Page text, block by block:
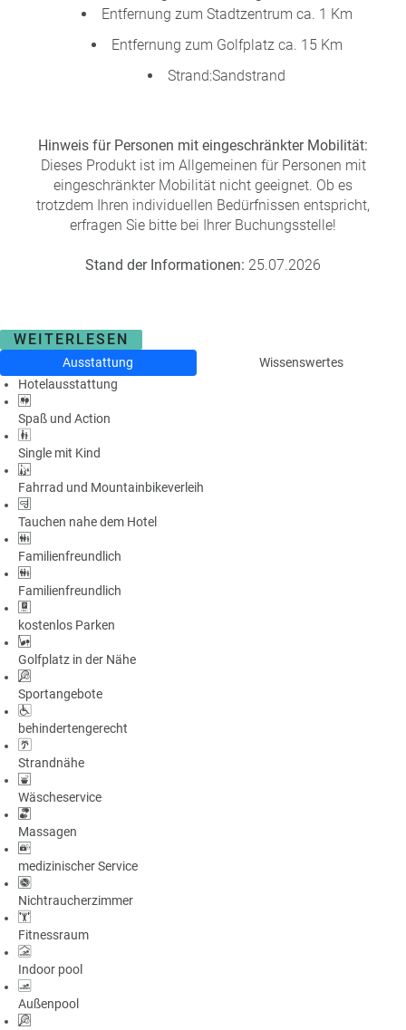
Entfernung zum Stadtzentrum ca. 1 Km
Entfernung zum Golfplatz ca. 15 Km
Strand:Sandstrand
Hinweis für Personen mit eingeschränkter Mobilität:
Dieses Produkt ist im Allgemeinen für Personen mit
eingeschränkter Mobilität nicht geeignet. Ob es
trotzdem Ihren individuellen Bedürfnissen entspricht,
erfragen Sie bitte bei Ihrer Buchungsstelle!
Stand der Informationen: 25.07.2026
WEITERLESEN
Ausstattung
Wissenswertes
Hotelausstattung
Spaß und Action
Single mit Kind
Fahrrad und Mountainbikeverleih
Tauchen nahe dem Hotel
Familienfreundlich
Familienfreundlich
kostenlos Parken
Golfplatz in der Nähe
Sportangebote
behindertengerecht
Strandnähe
Wäscheservice
Massagen
medizinischer Service
Nichtraucherzimmer
Fitnessraum
Indoor pool
Außenpool